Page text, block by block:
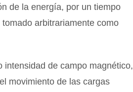
de la energía, por un tiempo
arbitrariamente como
intensidad de campo magnético,
movimiento de las cargas